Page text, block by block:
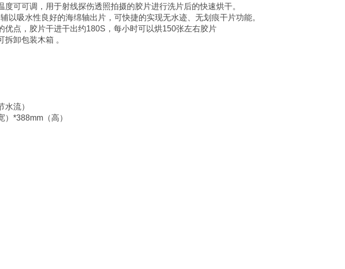
度可可调，用于射线探伤透照拍摄的胶片进行洗片后的快速烘干。
以吸水性良好的海绵轴出片，可快捷的实现无水迹、无划痕干片功能。
优点，胶片干进干出约180S，每小时可以烘150张左右胶片
拆卸包装木箱 。
水流）
）*388mm（高）